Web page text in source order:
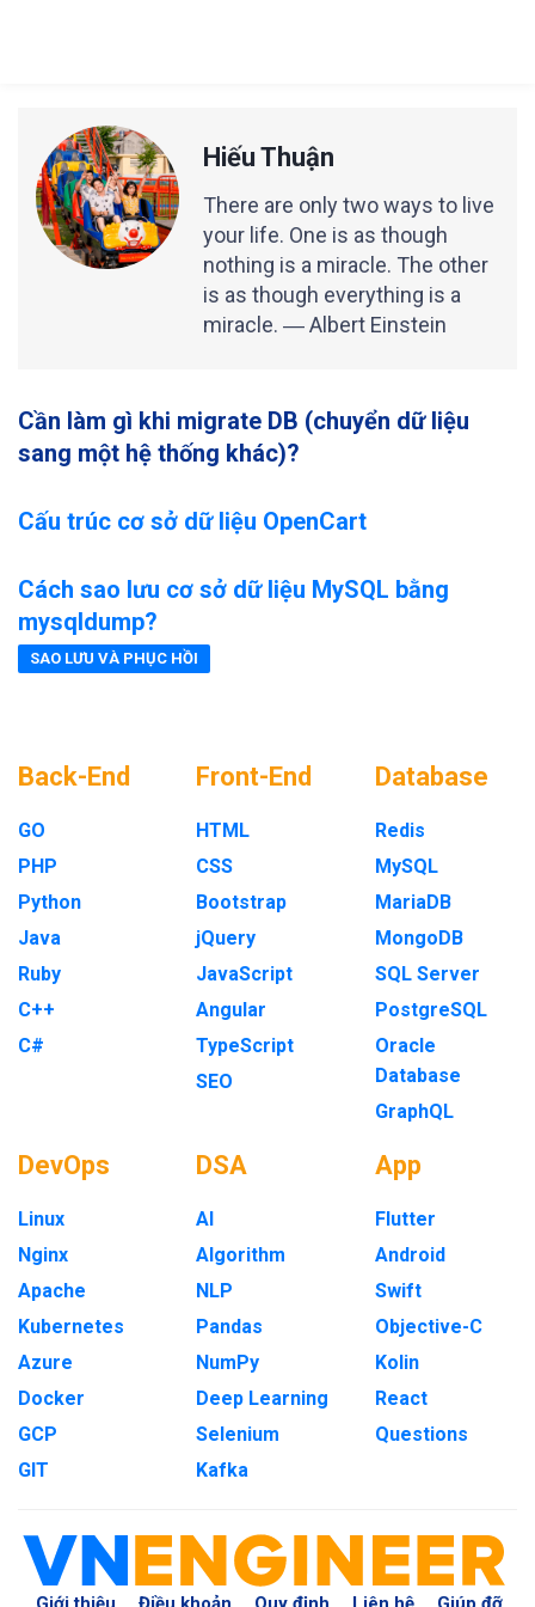
Hiếu Thuận
There are only two ways to live
your life. One is as though
nothing is a miracle. The other
is as though everything is a
miracle. ― Albert Einstein
Cần làm gì khi migrate DB (chuyển dữ liệu
sang một hệ thống khác)?
Cấu trúc cơ sở dữ liệu OpenCart
Cách sao lưu cơ sở dữ liệu MySQL bằng
mysqldump?
SAO LƯU VÀ PHỤC HỒI
Back-End
GO
PHP
Python
Java
Ruby
C++
C#
Front-End
HTML
CSS
Bootstrap
jQuery
JavaScript
Angular
TypeScript
SEO
Database
Redis
MySQL
MariaDB
MongoDB
SQL Server
PostgreSQL
Oracle
Database
GraphQL
DevOps
Linux
Nginx
Apache
Kubernetes
Azure
Docker
GCP
GIT
DSA
AI
Algorithm
NLP
Pandas
NumPy
Deep Learning
Selenium
Kafka
App
Flutter
Android
Swift
Objective-C
Kolin
React
Questions